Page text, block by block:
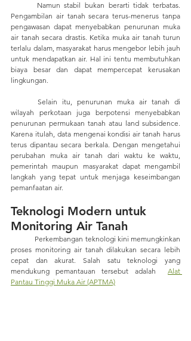
Pengambilan air tanah secara terus-menerus tanpa
pengawasan dapat menyebabkan penurunan muka
air tanah secara drastis. Ketika muka air tanah turun
terlalu dalam, masyarakat harus mengebor lebih jauh
untuk mendapatkan air. Hal ini tentu membutuhkan
biaya besar dan dapat mempercepat kerusakan
lingkungan.
wilayah perkotaan juga berpotensi menyebabkan
penurunan permukaan tanah atau land subsidence.
Karena itulah, data mengenai kondisi air tanah harus
terus dipantau secara berkala. Dengan mengetahui
perubahan muka air tanah dari waktu ke waktu,
pemerintah maupun masyarakat dapat mengambil
langkah yang tepat untuk menjaga keseimbangan
pemanfaatan air.
Teknologi Modern untuk
Monitoring Air Tanah
proses monitoring air tanah dilakukan secara lebih
cepat dan akurat. Salah satu teknologi yang
mendukung pemantauan tersebut adalah Alat
Pantau Tinggi Muka Air (APTMA)